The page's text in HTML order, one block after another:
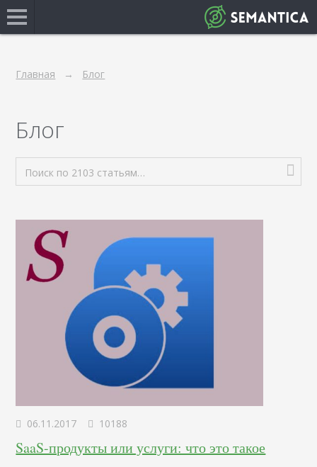
Главная Блог
Блог
Поиск по 2103 статьям…
06.11.2017 10188
SaaS-продукты или услуги: что это такое